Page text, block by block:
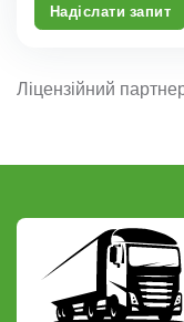
Надіслати запит
Ліцензійний